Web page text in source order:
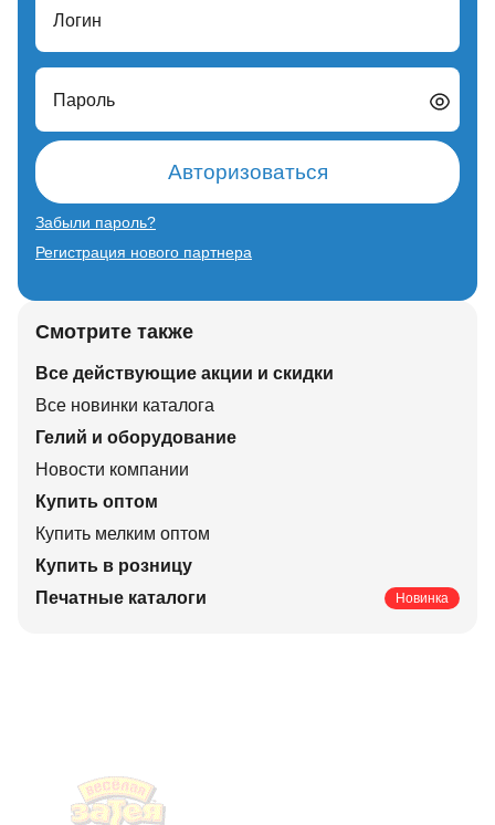
Логин
Пароль
Авторизоваться
Забыли пароль?
Регистрация нового партнера
Смотрите также
Все действующие акции и скидки
Все новинки каталога
Гелий и оборудование
Новости компании
Купить оптом
Купить мелким оптом
Купить в розницу
Печатные каталоги
Новинка